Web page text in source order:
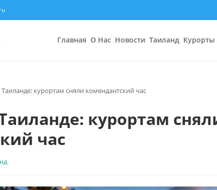
Главная О Нас Новости Таиланд Курорты
курортам сняли комендантский час
курортам
час